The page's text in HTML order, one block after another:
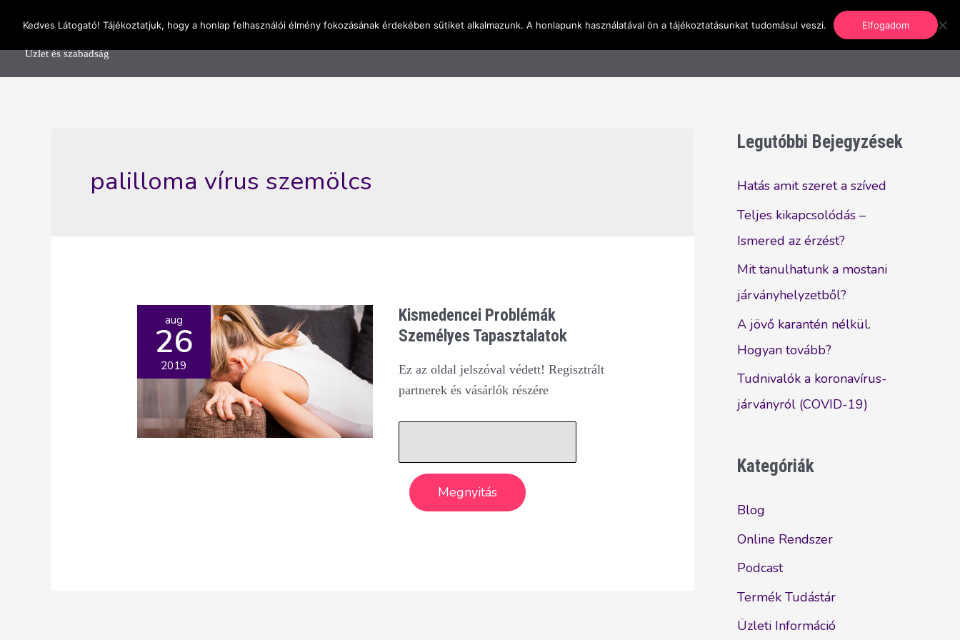
content
OnlineSeedsMan
Üzlet és szabadság
Kapcsolat
palilloma vírus szemölcs
aug
26
2019
Kismedencei Problémák
Személyes Tapasztalatok
Ez az oldal jelszóval védett! Regisztrált
partnerek és vásárlók részére
Legutóbbi Bejegyzések
Hatás amit szeret a szíved
Teljes kikapcsolódás –
Ismered az érzést?
Mit tanulhatunk a mostani
járványhelyzetből?
A jövő karantén nélkül.
Hogyan tovább?
Tudnivalók a koronavírus-
járványról (COVID-19)
Kategóriák
Blog
Online Rendszer
Podcast
Termék Tudástár
Üzleti Információ
Kedves Látogató! Tájékoztatjuk, hogy a honlap felhasználói élmény fokozásának érdekében sütiket alkalmazunk. A honlapunk használatával ön a tájékoztatásunkat tudomásul veszi. Elfogadom